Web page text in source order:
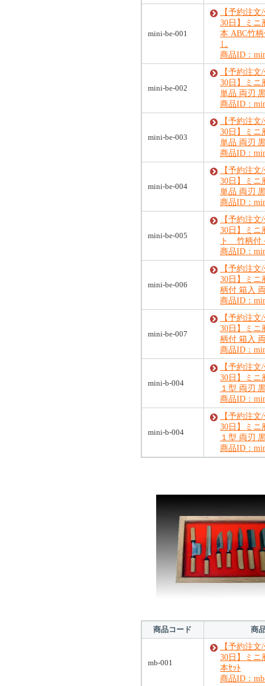
mini-be-001
【予約注
30日】ミニ
本 ABC竹
し
商品ID：
mini-be-002
【予約注
30日】ミニ
単品 両刃
商品ID：
mini-be-003
【予約注
30日】ミニ
単品 両刃
商品ID：
mini-be-004
【予約注
30日】ミニ
単品 両刃
商品ID：
mini-be-005
【予約注
30日】ミニ
ト 竹柄付
商品ID：
mini-be-006
【予約注
30日】ミニ
柄付 箱入
商品ID：
mini-be-007
【予約注
30日】ミニ
柄付 箱入
商品ID：
mini-b-004
【予約注
30日】ミニ
１型 両刃
商品ID：
mini-b-004
【予約注
30日】ミニ
１型 両刃
商品ID：
商品コード 商
mb-001
【予約注
30日】ミニ
本ｾｯﾄ
商品ID：